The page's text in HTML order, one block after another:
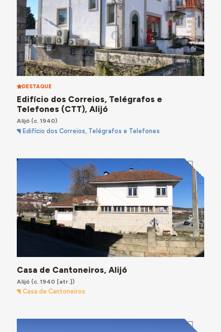
DESTAQUE
Edifício dos Correios, Telégrafos e
Telefones (CTT), Alijó
Alijó(c. 1940)
Edifício dos Correios, Telégrafos e Telefones
Casa de Cantoneiros, Alijó
Alijó(c. 1940 [atr.])
Casa de Cantoneiros